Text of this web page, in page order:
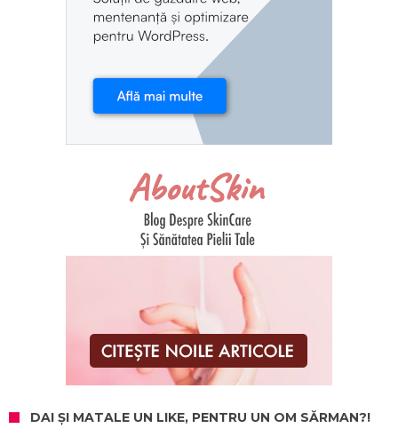
DAI ȘI MATALE UN LIKE, PENTRU UN OM SĂRMAN?!